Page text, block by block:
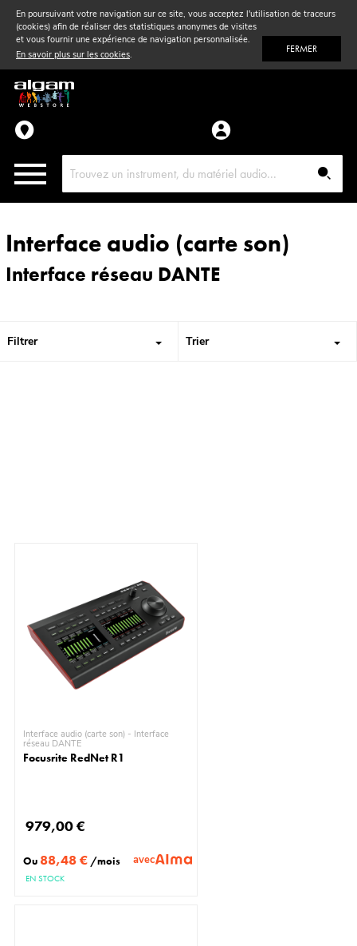
En poursuivant votre navigation sur ce site, vous acceptez l'utilisation de traceurs
(cookies) afin de réaliser des statistiques anonymes de visites
et vous fournir une expérience de navigation personnalisée.
En savoir plus sur les cookies. FERMER
Vent& Violon
Accessoires
Pièces détachées
Interface audio (carte son)
Interface réseau DANTE
Interface audio (carte son) - Interface
réseau DANTE
Focusrite RedNet R1
979,00 €
Ou 88,48 € /mois avec
EN STOCK
Trier
Filtrer